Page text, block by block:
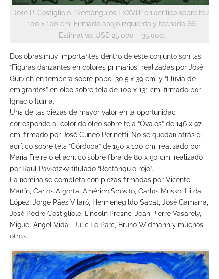
José P. Costigliolo. “Rectángulos LXXVIII” en acrílico sobre tela
100 x 100 cm. Firmado abajo izquierda y fechado 66.
Estimativo: USD 25.000 – 35.000.
Dos obras muy importantes dentro de este conjunto son las
“Figuras danzantes en colores primarios” realizadas por José
Gurvich en tempera sobre papel 30,5 x 39 cm. y “Lluvia de
emigrantes” en óleo sobre tela de 100 x 131 cm. firmado por
Ignacio Iturria.
Una de las piezas de mayor valor en la oportunidad
corresponde al colorido óleo sobre tela “Óvalos” de 146 x 97
cm. firmado por José Cuneo Perinetti. No se quedan atrás el
acrílico sobre tela “Córdoba” de 150 x 100 cm. realizado por
María Freire o el acrílico sobre fibra de 80 x 90 cm. realizado
por Raúl Pavlotzky titulado “Rectángulo rojo”.
La nomina se completa con piezas firmadas por Vicente
Martín, Carlos Algorta, Américo Spósito, Carlos Musso, Hilda
López, Jorge Páez Vilaró, Hermenegildo Sabat, José Gamarra,
José Pedro Costigliolo, Lincoln Presno, Jean Pierre Vasarely,
Miguel Ángel Vidal, Julio Le Parc, Bruno Widmann y muchos
otros.